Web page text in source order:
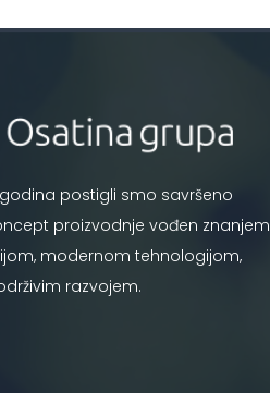
postigli smo savršeno
proizvodnje vođen znanjem
modernom tehnologijom,
razvojem.